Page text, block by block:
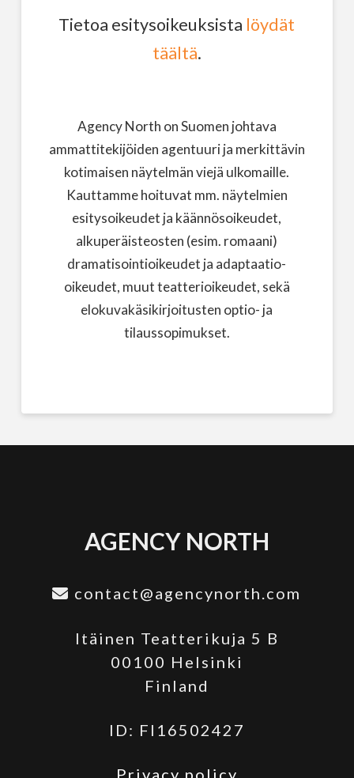
Tietoa esitysoikeuksista löydät
täältä.
Agency North on Suomen johtava
ammattitekijöiden agentuuri ja merkittävin
kotimaisen näytelmän viejä ulkomaille.
Kauttamme hoituvat mm. näytelmien
esitysoikeudet ja käännösoikeudet,
alkuperäisteosten (esim. romaani)
dramatisointioikeudet ja adaptaatio-
oikeudet, muut teatterioikeudet, sekä
elokuvakäsikirjoitusten optio- ja
tilaussopimukset.
AGENCY NORTH
contact@agencynorth.com
Itäinen Teatterikuja 5 B
00100 Helsinki
Finland
ID: FI16502427